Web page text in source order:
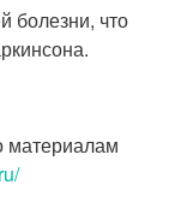
болезни, что
материалам